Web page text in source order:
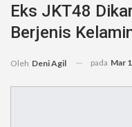
Eks JKT48
Berjenis
Oleh Deni Agil pada Mar